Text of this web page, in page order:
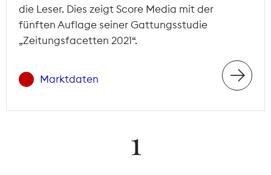
die Leser. Dies zeigt Score Media mit der
fünften Auflage seiner Gattungsstudie
„Zeitungsfacetten 2021“.
Marktdaten
1